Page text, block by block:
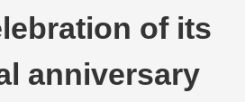
of its
anniversary